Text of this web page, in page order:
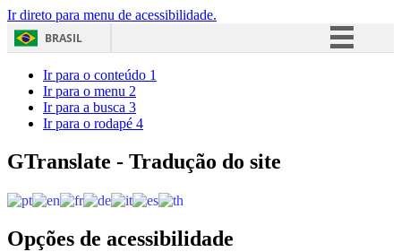
Ir direto para menu de acessibilidade.
BRASIL
Acesso à informação
Ir para o conteúdo 1
Ir para o menu 2
Ir para a busca 3
Ir para o rodapé 4
GTranslate - Tradução do site
Opções de acessibilidade